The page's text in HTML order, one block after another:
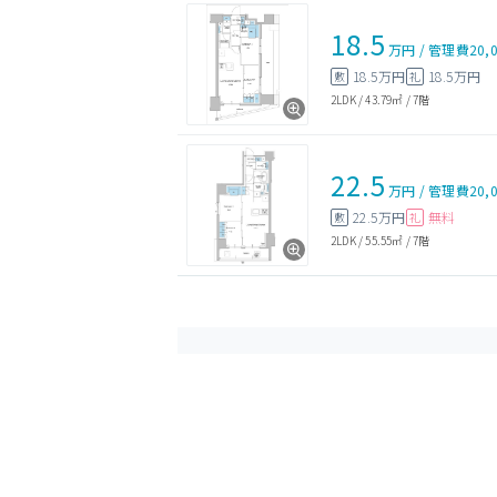
18.5 万円 /管理費
敷 18.5万円 礼 18.5万円
2LDK/43.79㎡ /7階
22.5 万円 /管理費
敷 22.5万円 礼 無料
2LDK/55.55㎡ /7階